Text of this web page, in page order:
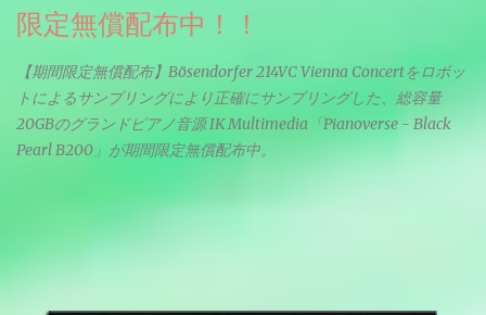
限定無償配布中！！
【期間限定無償配布】Bösendorfer 214VC Vienna Concertをロボッ
トによるサンプリングにより正確にサンプリングした、総容量
20GBのグランドピアノ音源 IK Multimedia「Pianoverse - Black
Pearl B200」が期間限定無償配布中。